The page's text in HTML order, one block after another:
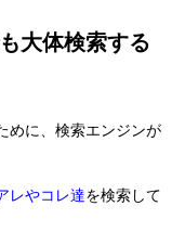
大体検索する
めに、検索エンジンが
レやコレ達を検索して